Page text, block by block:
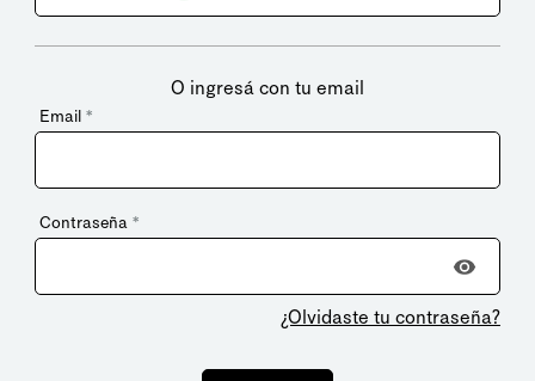
O ingresá con tu email
Email *
Contraseña *
¿Olvidaste tu contraseña?